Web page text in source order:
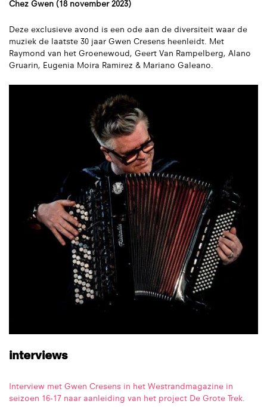
Chez Gwen (18 november 2023)
Deze exclusieve avond is een ode aan de diversiteit waar de
muziek de laatste 30 jaar Gwen Cresens heenleidt. Met
Raymond van het Groenewoud, Geert Van Rampelberg, Alano
Gruarin, Eugenia Moira Ramirez & Mariano Galeano.
interviews
Interview met Gwen Cresens in het Westrandmagazine in
seizoen 16-17 naar aanleiding van het project De Grote Trek.